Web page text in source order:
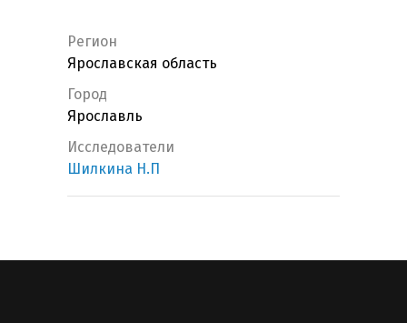
Регион
Ярославская область
Город
Ярославль
Исследователи
Шилкина Н.П